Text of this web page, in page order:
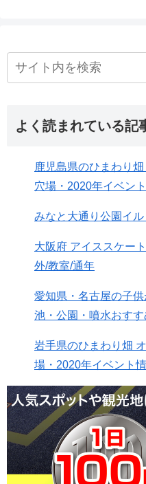
よく読まれている記
鹿児島県のひまわり
穴場・2020年イベン
みなと大通り公園イ
大阪府 アイススケー
外/教室/通年
愛知県・名古屋の子
池・公園・噴水おす
岩手県のひまわり畑
場・2020年イベント